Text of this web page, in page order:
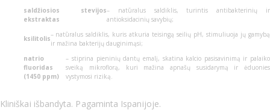
saldžiosios stevijos
ekstraktas
– natūralus saldiklis, turintis antibakterinių ir
antioksidacinių savybių;
ksilitolis
– natūralus saldiklis, kuris atkuria teisingą seilių pH, stimuliuoja jų gamybą
ir mažina bakterijų dauginimąsi;
natrio
fluoridas
(1450 ppm)
– stiprina pieninių dantų emalį, skatina kalcio pasisavinimą ir palaiko
sveiką mikroflorą, kuri mažina apnašų susidarymą ir ėduonies
vystymosi riziką.
Kliniškai išbandyta. Pagaminta Ispanijoje.